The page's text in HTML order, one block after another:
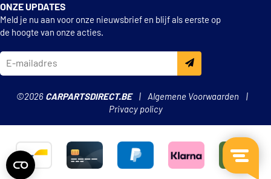
ONZE UPDATES
Meld je nu aan voor onze nieuwsbrief en blijf als eerste op
de hoogte van onze acties.
©2026 CARPARTSDIRECT.BE
Algemene Voorwaarden
Privacy policy